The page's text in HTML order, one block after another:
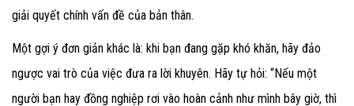
giải quyết chính vấn đề của bản thân.
Một gợi ý đơn giản khác là: khi bạn đang gặp khó khăn, hãy đảo
ngược vai trò của việc đưa ra lời khuyên. Hãy tự hỏi: “Nếu một
người bạn hay đồng nghiệp rơi vào hoàn cảnh như mình bây giờ, thì